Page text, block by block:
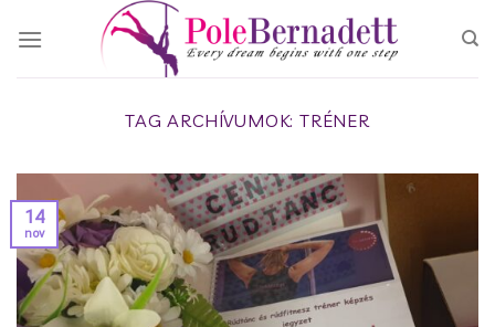
TAG ARCHÍVUMOK: TRÉNER
14
nov